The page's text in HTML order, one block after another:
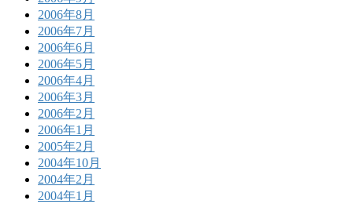
2006年8月
2006年7月
2006年6月
2006年5月
2006年4月
2006年3月
2006年2月
2006年1月
2005年2月
2004年10月
2004年2月
2004年1月